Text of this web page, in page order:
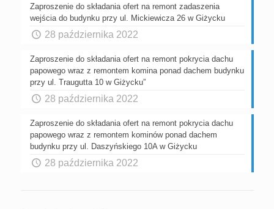
Zaproszenie do składania ofert na remont zadaszenia
wejścia do budynku przy ul. Mickiewicza 26 w Giżycku
28 października 2022
Zaproszenie do składania ofert na remont pokrycia dachu
papowego wraz z remontem komina ponad dachem budynku
przy ul. Traugutta 10 w Giżycku”
28 października 2022
Zaproszenie do składania ofert na remont pokrycia dachu
papowego wraz z remontem kominów ponad dachem
budynku przy ul. Daszyńskiego 10A w Giżycku
28 października 2022